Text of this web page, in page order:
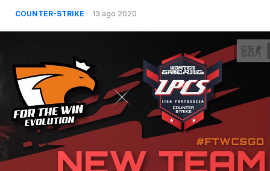
COUNTER-STRIKE 13 ago 2020